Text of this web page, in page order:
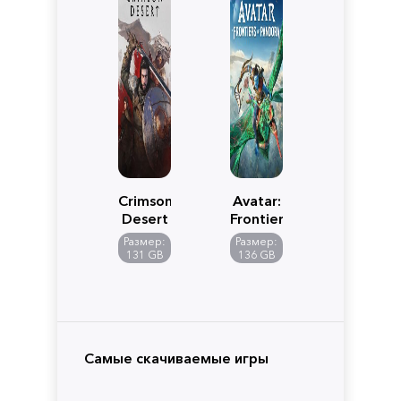
Crimson
Desert
Размер:
131 GB
Avatar:
Frontiers
of
Pandora
Размер:
136 GB
Самые скачиваемые игры